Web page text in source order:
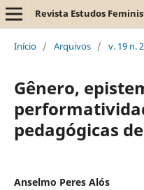
Revista Estudos
Início / Arquivos / v. 19 n.
Gênero,
pedagógicas
Anselmo Peres Alós